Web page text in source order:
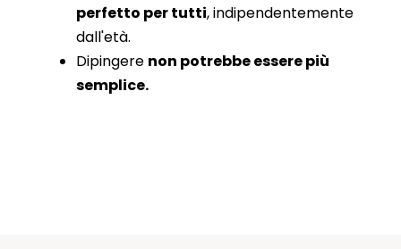
perfetto per tutti, indipendentemente
dall'età.
Dipingere non potrebbe essere più
semplice.